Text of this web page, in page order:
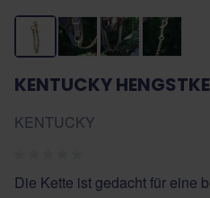
KENTUCKY
KENTUCKY
Die Kette ist gedacht für eine